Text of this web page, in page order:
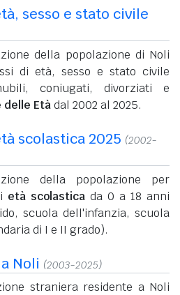
sesso e stato civile
della popolazione di Noli
di età, sesso e stato civile
coniugati, divorziati e
delle Etàdal 2002 al 2025.
scolastica 2025 (2002-
della popolazione per
età scolastica da 0 a 18 anni
scuola dell'infanzia, scuola
di I e II grado).
Noli (2003-2025)
straniera residente a Noli